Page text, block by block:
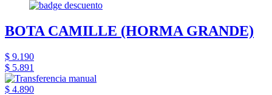
BOTA CAMILLE (HORMA GRANDE)
$ 9.190
$ 5.891
$ 4.890